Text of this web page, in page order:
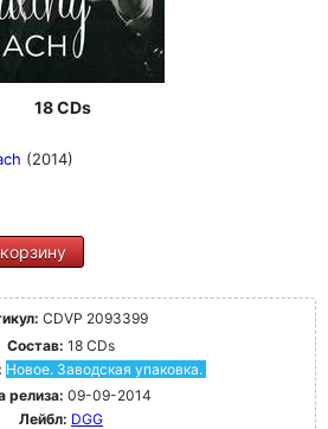
18 CDs
(2014)
CDVP 2093399
Состав: 18 CDs
Новое. Заводская упаковка.
релиза: 09-09-2014
Лейбл: DGG